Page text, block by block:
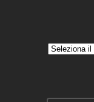
Archivi